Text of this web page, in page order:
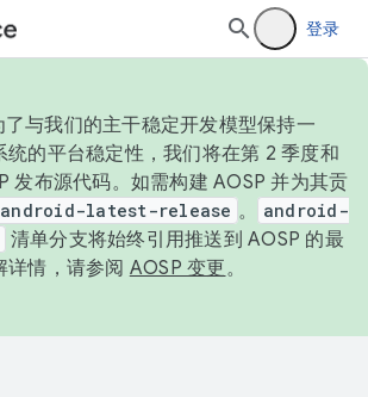
登录
与我们的主干稳定开发模型保持一
统的平台稳定性，我们将在第 2 季度和
发布源代码。如需构建 AOSP 并为其贡
android-latest-release 。
android-
清单分支将始终引用推送到 AOSP 的最
详情，请参阅 AOSP 变更。